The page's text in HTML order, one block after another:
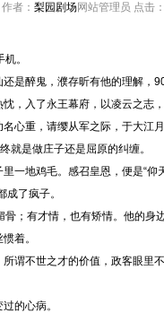
者： 梨园剧场网站管理员 点击
。
是醉鬼，濮存昕有他的理解，
，入了永王幕府，以凌云之志
心重，请缨从军之际，于大江月
就是做庄子还是屈原的纠缠。
地鸡毛。感召皇恩，便是“
了疯子。
；有才情，也有矫情。他的
着。
谓不世之才的价值，政客眼里不
的心病。